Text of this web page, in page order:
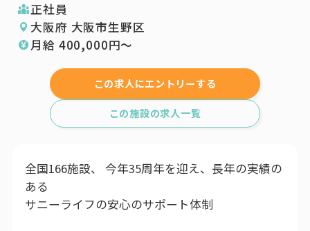
正社員
大阪府 大阪市生野区
月給 400,000円〜
この求人にエントリーする
この施設の求人一覧
全国166施設、 今年35周年を迎え、長年の実績の
ある
サニーライフの安心のサポート体制